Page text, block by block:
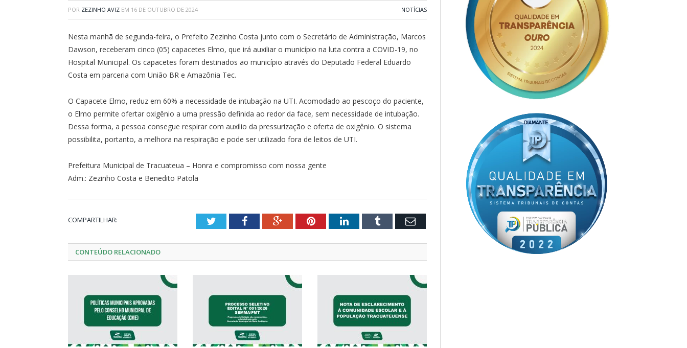
POR ZEZINHO AVIZ EM 16 DE OUTUBRO DE 2024 NOTÍCIAS
Nesta manhã de segunda-feira, o Prefeito Zezinho Costa junto com o Secretário de Administração, Marcos
Dawson, receberam cinco (05) capacetes Elmo, que irá auxiliar o município na luta contra a COVID-19, no
Hospital Municipal. Os capacetes foram destinados ao município através do Deputado Federal Eduardo
Costa em parceria com União BR e Amazônia Tec.
O Capacete Elmo, reduz em 60% a necessidade de intubação na UTI. Acomodado ao pescoço do paciente,
o Elmo permite ofertar oxigênio a uma pressão definida ao redor da face, sem necessidade de intubação.
Dessa forma, a pessoa consegue respirar com auxílio da pressurização e oferta de oxigênio. O sistema
possibilita, portanto, a melhora na respiração e pode ser utilizado fora de leitos de UTI.
Prefeitura Municipal de Tracuateua – Honra e compromisso com nossa gente
Adm.: Zezinho Costa e Benedito Patola
COMPARTILHAR: TwitterFacebookGoogle+PinterestLinkedInTumblr Email
CONTEÚDO RELACIONADO